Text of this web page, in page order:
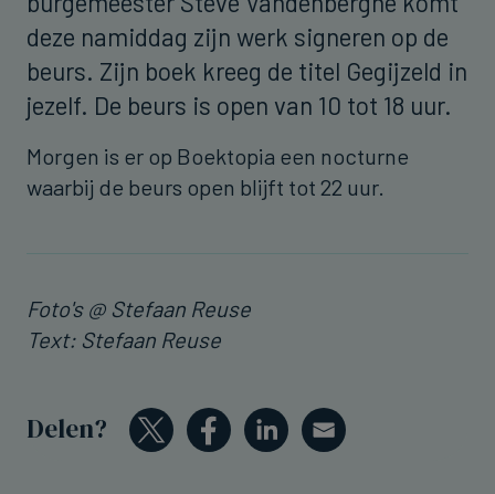
deze namiddag zijn werk signeren op de
beurs. Zijn boek kreeg de titel Gegijzeld in
jezelf. De beurs is open van 10 tot 18 uur.
Morgen is er op Boektopia een nocturne
waarbij de beurs open blijft tot 22 uur.
Foto's @ Stefaan Reuse
Text: Stefaan Reuse
Delen?